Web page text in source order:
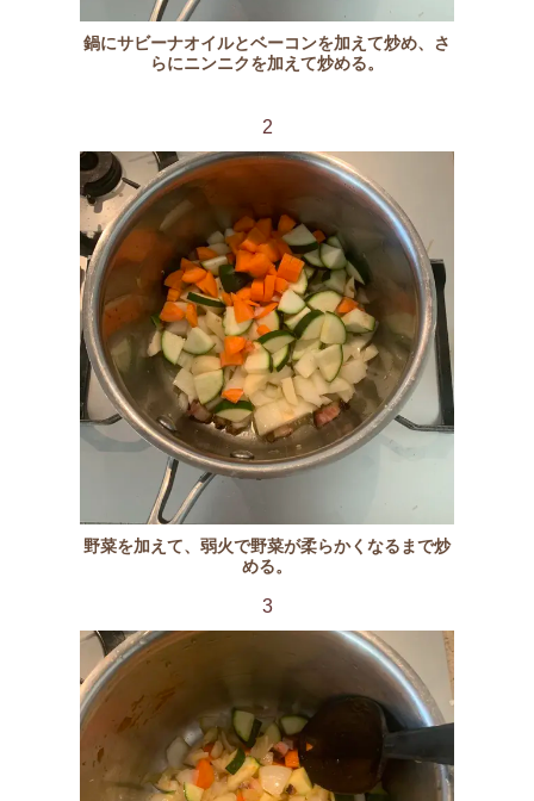
鍋にサビーナオイルとベーコンを加えて炒め、さ
らにニンニクを加えて炒める。
2
野菜を加えて、弱火で野菜が柔らかくなるまで炒
める。
3